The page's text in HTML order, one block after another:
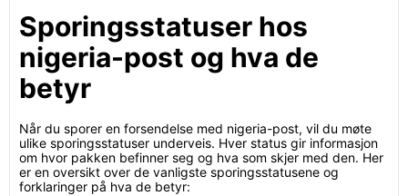
Sporingsstatuser hos
nigeria-post og hva de
betyr
Når du sporer en forsendelse med nigeria-post, vil du møte
ulike sporingsstatuser underveis. Hver status gir informasjon
om hvor pakken befinner seg og hva som skjer med den. Her
er en oversikt over de vanligste sporingsstatusene og
forklaringer på hva de betyr: